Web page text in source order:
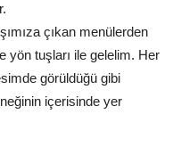
çıkan menülerden
yön tuşları ile gelelim. Her
görüldüğü gibi
içerisinde yer